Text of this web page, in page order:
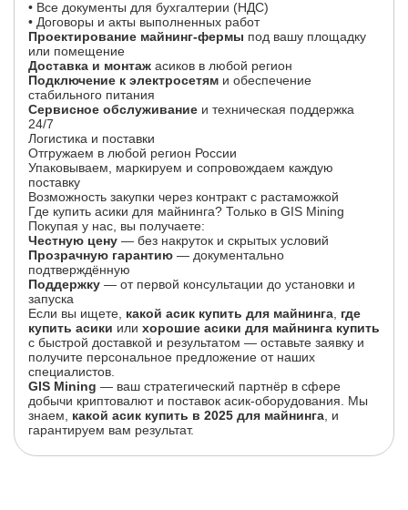
• Все документы для бухгалтерии (НДС)
• Договоры и акты выполненных работ
Проектирование майнинг-фермы под вашу площадку
или помещение
Доставка и монтаж асиков в любой регион
Подключение к электросетям и обеспечение
стабильного питания
Сервисное обслуживание и техническая поддержка
24/7
Логистика и поставки
Отгружаем в любой регион России
Упаковываем, маркируем и сопровождаем каждую
поставку
Возможность закупки через контракт с растаможкой
Где купить асики для майнинга? Только в GIS Mining
Покупая у нас, вы получаете:
Честную цену — без накруток и скрытых условий
Прозрачную гарантию — документально
подтверждённую
Поддержку — от первой консультации до установки и
запуска
Если вы ищете, какой асик купить для майнинга где
купить асики или хорошие асики для майнинга купить
с быстрой доставкой и результатом — оставьте заявку и
получите персональное предложение от наших
специалистов.
GIS Mining — ваш стратегический партнёр в сфере
добычи криптовалют и поставок асик-оборудования. Мы
знаем, какой асик купить в 2025 для майнинга , и
гарантируем вам результат.